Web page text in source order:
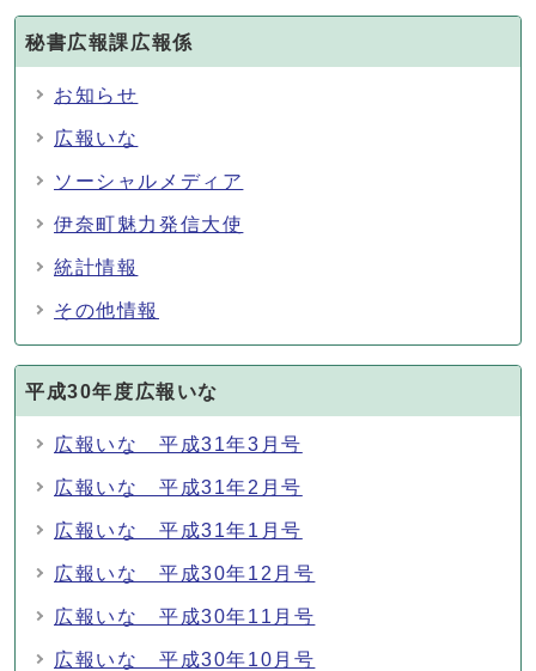
秘書広報課広報係
お知らせ
広報いな
ソーシャルメディア
伊奈町魅力発信大使
統計情報
その他情報
平成30年度広報いな
広報いな 平成31年3月号
広報いな 平成31年2月号
広報いな 平成31年1月号
広報いな 平成30年12月号
広報いな 平成30年11月号
広報いな 平成30年10月号